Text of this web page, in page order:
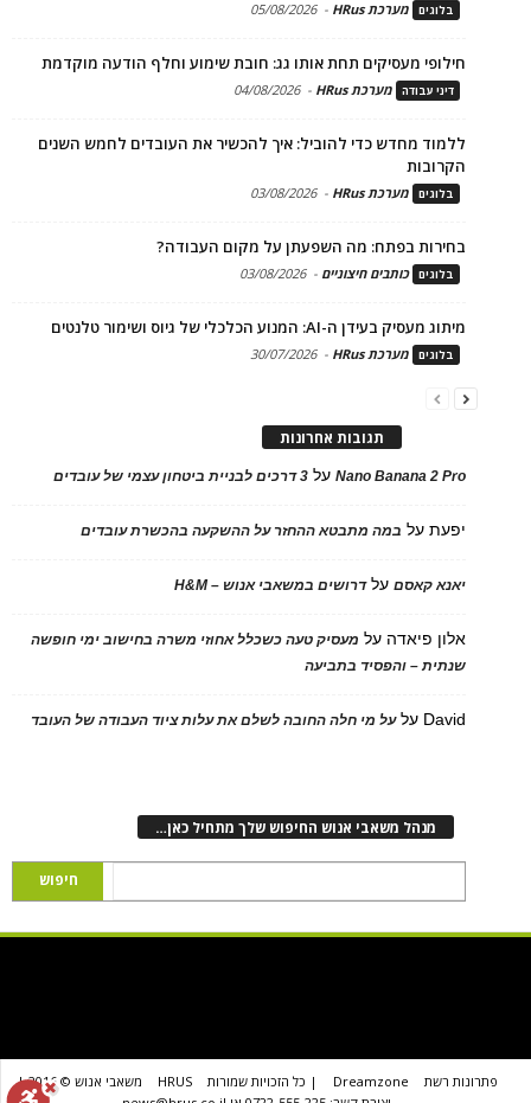
בלוגים מערכת HRus -
05/08/2026
חילופי מעסיקים תחת אותו גג: חובת שימוע וחלף הודעה מוקדמת
דיני עבודה מערכת HRus -
04/08/2026
ללמוד מחדש כדי להוביל: איך להכשיר את העובדים לחמש השנים
הקרובות
בלוגים מערכת HRus -
03/08/2026
בחירות בפתח: מה השפעתן על מקום העבודה?
בלוגים כותבים חיצוניים -
03/08/2026
מיתוג מעסיק בעידן ה-AI: המנוע הכלכלי של גיוס ושימור טלנטים
בלוגים מערכת HRus -
30/07/2026
תגובות אחרונות
Nano Banana 2 Proעל 3 דרכים לבניית ביטחון עצמי של עובדים
יפעתעל במה מתבטא ההחזר על ההשקעה בהכשרת עובדים
יאנא קאסםעלדרושים במשאבי אנוש – H&M
אלון פיאדה על מעסיק טעה כשכלל אחוזי משרה בחישוב ימי חופשה
שנתית – והפסיד בתביעה
David עלעל מי חלה החובה לשלם את עלות ציוד העבודה של העובד
מנהל משאבי אנוש החיפוש שלך מתחיל כאן…
פתרונות רשת Dreamzone | כל הזכויות שמורות HRUS
משאבי אנוש © 2016 |